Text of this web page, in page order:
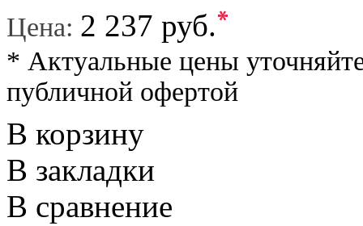
Цена: 2 237 руб.*
* Актуальные цены
публичной офертой
В корзину
В закладки
В сравнение